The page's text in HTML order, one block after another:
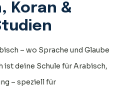
Koran &
– wo Sprache und Glaube
deine Schule für Arabisch,
– speziell für